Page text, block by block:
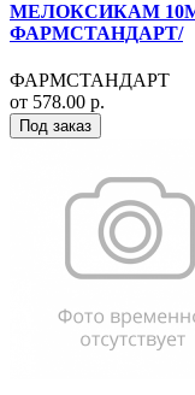
МЕЛОКСИКАМ
ФАРМСТАНДАРТ/
ФАРМСТАНДАРТ
от 578.00 р.
Под заказ